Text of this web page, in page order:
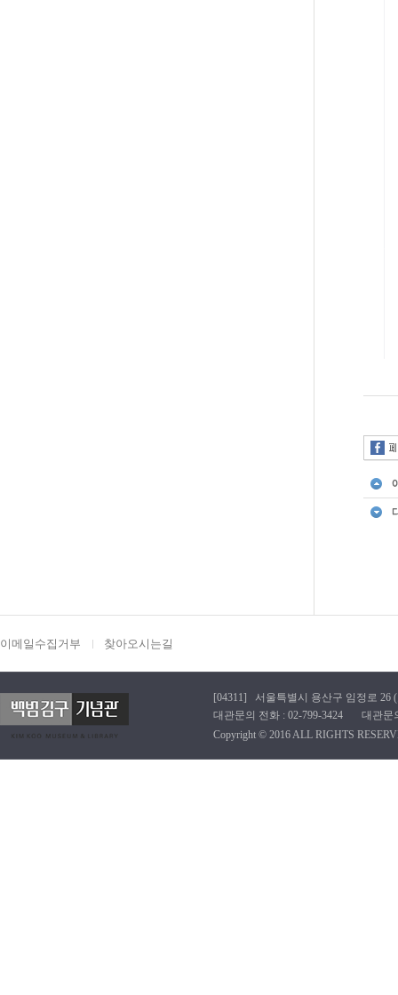
이메일수집거부 찾아오시는길
[04311] 서울특별시 용산구 임정로
대관문의 전화 : 02-799-3424 대관문
Copyright © 2016 ALL RIGHTS